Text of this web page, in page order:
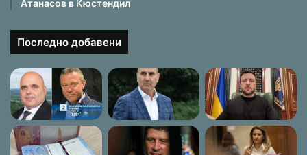
Атанасов в Кюстендил
Последно добавени